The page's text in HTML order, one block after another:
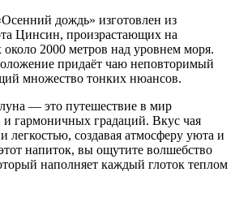
дождь» изготовлен из
Цинсин, произрастающих на
2000 метров над уровнем моря.
придаёт чаю неповторимый
множество тонких нюансов.
— это путешествие в мир
гармоничных градаций. Вкус чая
легкостью, создавая атмосферу уюта и
напиток, вы ощутите волшебство
наполняет каждый глоток теплом